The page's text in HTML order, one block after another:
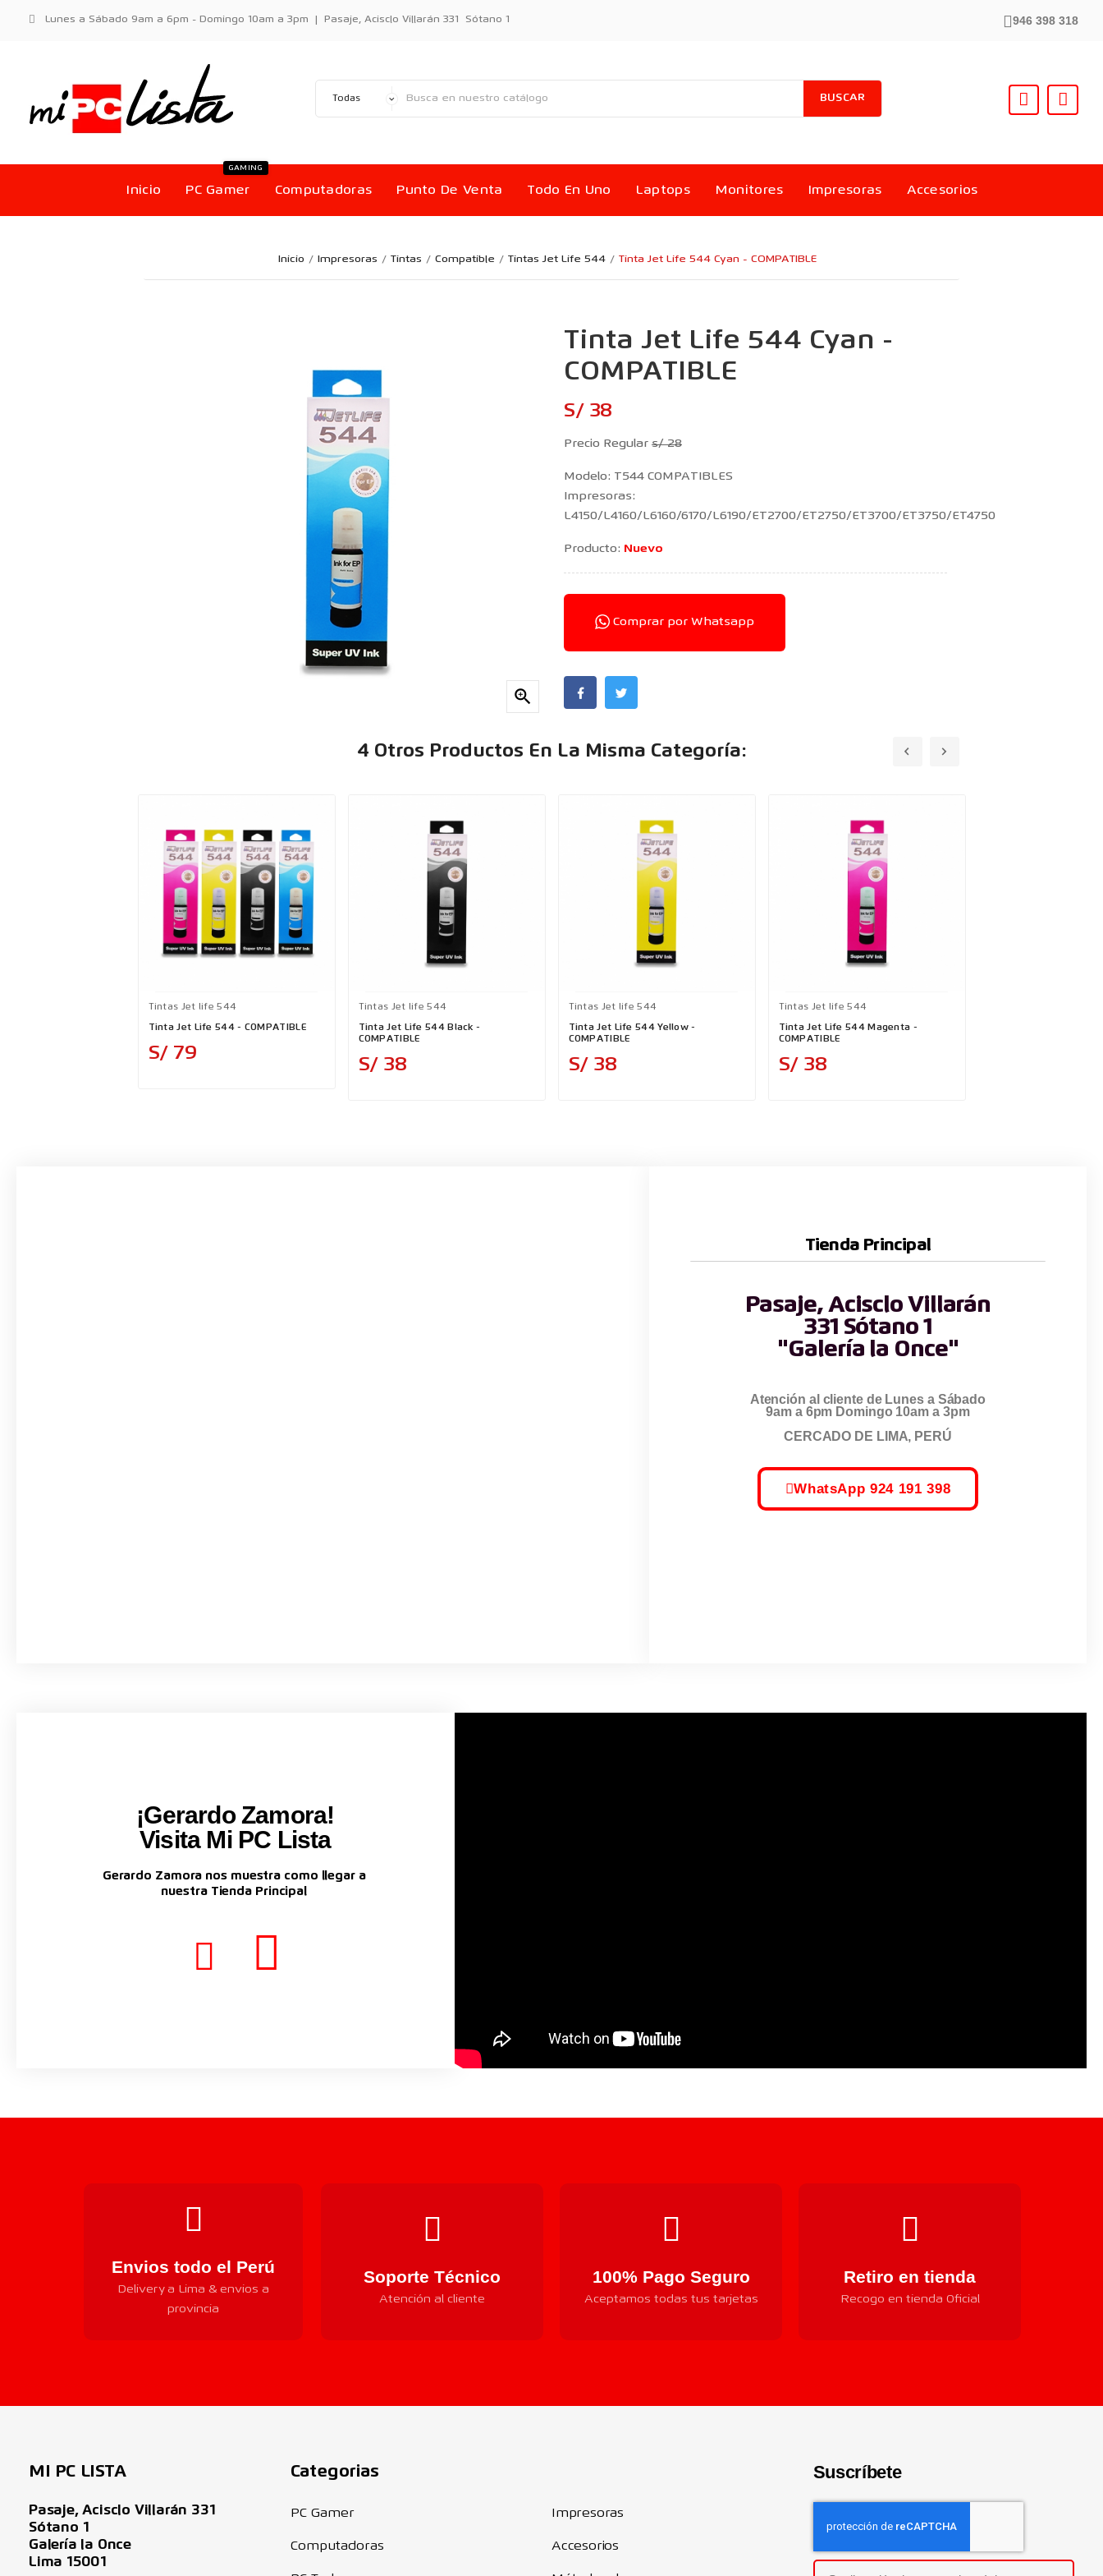
Lunes a Sábado 9am a 6pm - Domingo 10am a 3pm | Pasaje, Acisclo Villarán 331 Sótano 1 946 398 318
BUSCAR
Inicio PC Gamer
GAMING
Computadoras Punto De Venta Todo En Uno Laptops Monitores Impresoras Accesorios
Inicio Impresoras Tintas Compatible Tintas Jet Life 544 Tinta Jet Life 544 Cyan - COMPATIBLE

Tinta Jet Life 544 Cyan -
COMPATIBLE
S/ 38
Precio Regular s/ 28
Modelo: T544 COMPATIBLES
Impresoras:
L4150/L4160/L6160/6170/L6190/ET2700/ET2750/ET3700/ET3750/ET4750
Producto: Nuevo
Comprar por Whatsapp
4 Otros Productos En La Misma Categoría:
Tintas Jet life 544
Tinta Jet Life 544 - COMPATIBLE
S/ 79
Tintas Jet life 544
Tinta Jet Life 544 Black -
COMPATIBLE
S/ 38
Tintas Jet life 544
Tinta Jet Life 544 Yellow -
COMPATIBLE
S/ 38
Tintas Jet life 544
Tinta Jet Life 544 Magenta -
COMPATIBLE
S/ 38
Tienda Principal
Pasaje, Acisclo Villarán
331 Sótano 1
"Galería la Once"
Atención al cliente de Lunes a Sábado
9am a 6pm Domingo 10am a 3pm
CERCADO DE LIMA, PERÚ
WhatsApp 924 191 398
¡Gerardo Zamora!
Visita Mi PC Lista
Gerardo Zamora nos muestra como llegar a
nuestra Tienda Principal
Envios todo el Perú
Delivery a Lima & envios a
provincia
Soporte Técnico
Atención al cliente
100% Pago Seguro
Aceptamos todas tus tarjetas
Retiro en tienda
Recogo en tienda Oficial
MI PC LISTA
Pasaje, Acisclo Villarán 331
Sótano 1
Galería la Once
Lima 15001
Categorias
PC Gamer
Computadoras
Impresoras
Accesorios
Suscríbete